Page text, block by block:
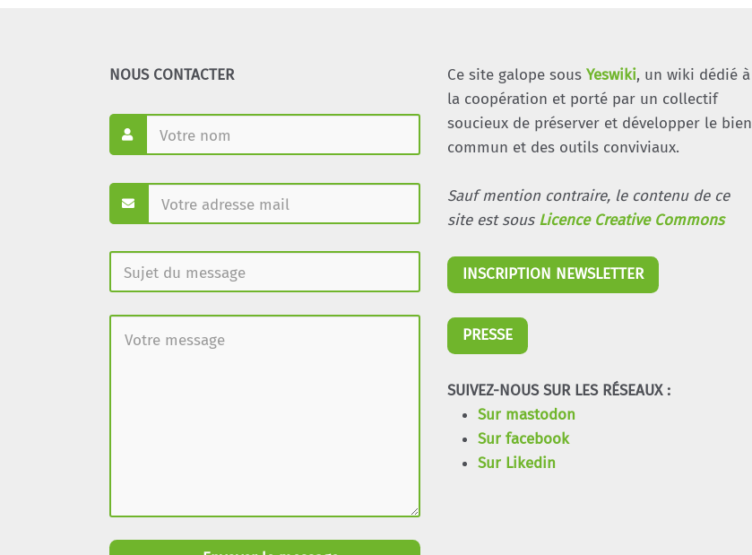
NOUS CONTACTER Ce site galope sous Yeswiki, un wiki dédié à
la coopération et porté par un collectif
soucieux de préserver et développer le bien
commun et des outils conviviaux.
Sauf mention contraire, le contenu de ce
site est sous Licence Creative Commons
INSCRIPTION NEWSLETTER
PRESSE
SUIVEZ-NOUS SUR LES RÉSEAUX :
Sur mastodon
Sur facebook
Sur Likedin